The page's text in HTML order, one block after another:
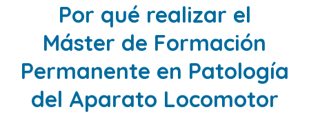
Por qué realizar el
Máster de Formación
Permanente en Patología
del Aparato Locomotor